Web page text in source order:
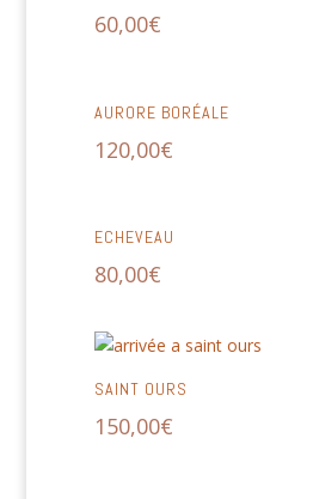
60,00€
AURORE BORÉALE
120,00€
ECHEVEAU
80,00€
SAINT OURS
150,00€